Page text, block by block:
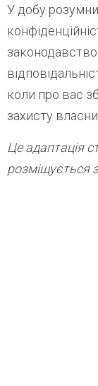
У добу
коли про вас
захисту
Це адаптація
розміщується